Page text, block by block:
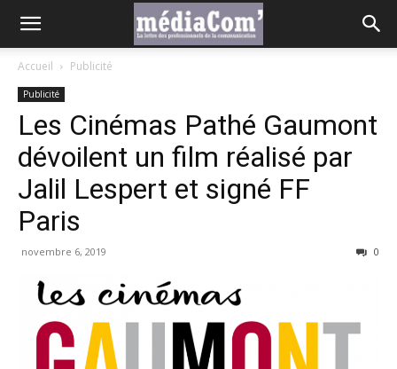
Accueil Publicité
Publicité
Les Cinémas Pathé Gaumont
dévoilent un film réalisé par
Jalil Lespert et signé FF
Paris
novembre 6, 2019 0